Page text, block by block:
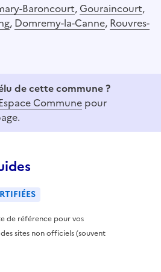
Baroncourt,Gouraincourt,
, Domremy-la-Canne, Rouvres-
de cette commune ?
Commune pour
de référence pour vos
sites non officiels (souvent